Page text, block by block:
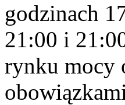
godzinach
21:00 i
rynku mocy